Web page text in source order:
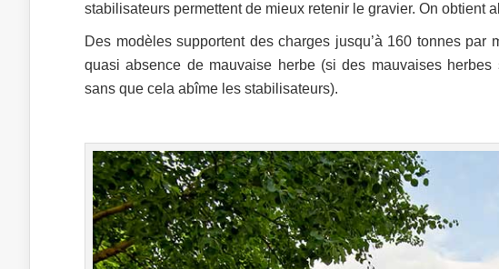
stabilisateurs permettent de mieux retenir le gravier. On obtient
Des modèles supportent des charges jusqu’à 160 tonnes
quasi absence de mauvaise herbe (si des mauvaises
sans que cela abîme les stabilisateurs).